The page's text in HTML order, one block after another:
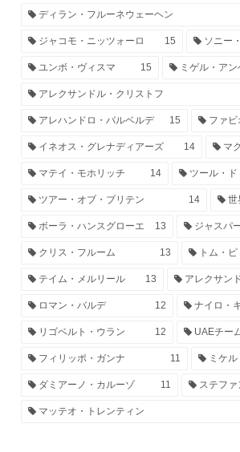
ディラン・フルーネウェーヘン
ジャコモ・ニッツォーロ 15 ソニー
ユンボ・ヴィスマ 15 ミゲル・ア
アレクサンドル・クリストフ
アレハンドロ・バルベルデ 15 ファ
イネオス・グレナディアーズ 14 マ
マテイ・モホリッチ 14 ツール・
ツアー・オブ・ブリテン 14 世
ボーラ・ハンスグローエ 13 ジャスパ
クリス・フルーム 13 トム・
テイム・メルリール 13 アレクサン
ロマン・バルデ 12 ナイロ・
リゴベルト・ウラン 12 UAEチー
フィリッポ・ガンナ 11 ミケ
ダミアーノ・カルーゾ 11 ステフ
マッテオ・トレンティン